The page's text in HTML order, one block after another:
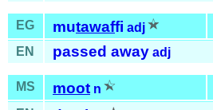
EG mutawaffi adj
EN passed away adj
MS moot n